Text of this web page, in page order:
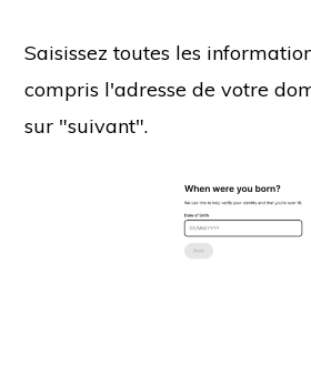
Saisissez toutes les
compris l'adresse de votre
sur "suivant".